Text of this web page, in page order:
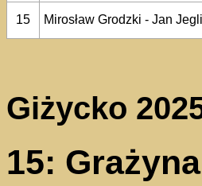
15
Mirosław Grodzki - Jan
Giżycko
15: